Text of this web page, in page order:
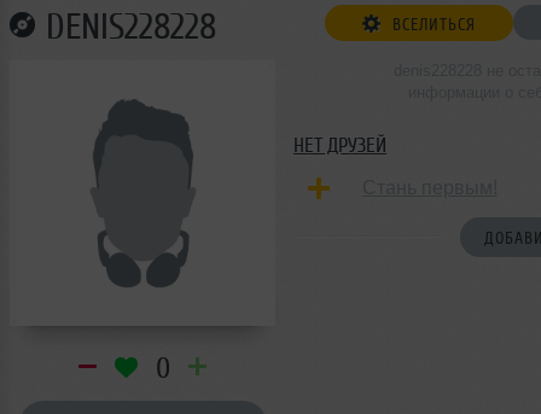
DENIS228228 ВСЕЛИТЬСЯ
0
НЕТ ДРУЗЕЙ